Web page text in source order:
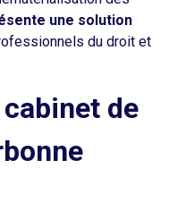
une solution
du droit et
de